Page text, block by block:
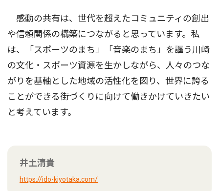
感動の共有は、世代を超えたコミュニティの創出
や信頼関係の構築につながると思っています。私
は、「スポーツのまち」「音楽のまち」を謳う川崎
の文化・スポーツ資源を生かしながら、人々のつな
がりを基軸とした地域の活性化を図り、世界に誇る
ことができる街づくりに向けて働きかけていきたい
と考えています。
井土清貴
https://ido-kiyotaka.com/